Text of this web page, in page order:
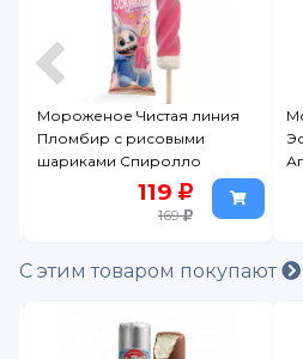
Мороженое Чистая линия
Пломбир с рисовыми
шариками Спиролло
119
169
С этим товаром покупают